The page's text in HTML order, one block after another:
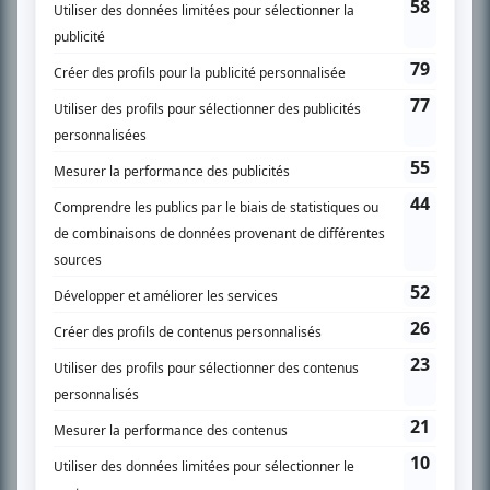
SUR LE RÉSEAU BIZZ MÉDIA
PLAN DU SITE
Accueil
Liste des oeuvres
Recherche avancée
À propos
Nous contacter
Termes et conditions
Politique de confidentialité
Gestion du consentement